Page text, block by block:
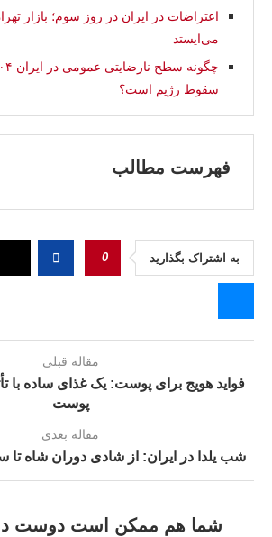
اعتراضات در ایران در روز سوم؛ بازار
می‌ایستد
سقوط رژیم است؟
فهرست مطالب
به اشتراک بگذارید 0
مقاله قبلی
فواید هویج برای پوست: یک غذای ساده با
پوست
مقاله بعدی
شب یلدا در ایران: از شادی دوران شاه
شما هم ممکن است دوست